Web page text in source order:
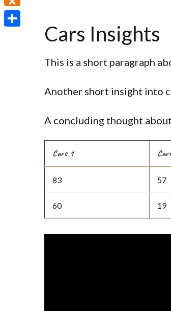
Cars Insights
This is a short paragraph
Another short insight into
A concluding thought
Cars 1
83 57
60 19
Odnoklassniki
Отправить